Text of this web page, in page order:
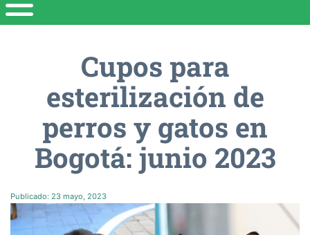
Cupos para
esterilización de
perros y gatos en
Bogotá: junio 2023
Publicado: 23 mayo, 2023